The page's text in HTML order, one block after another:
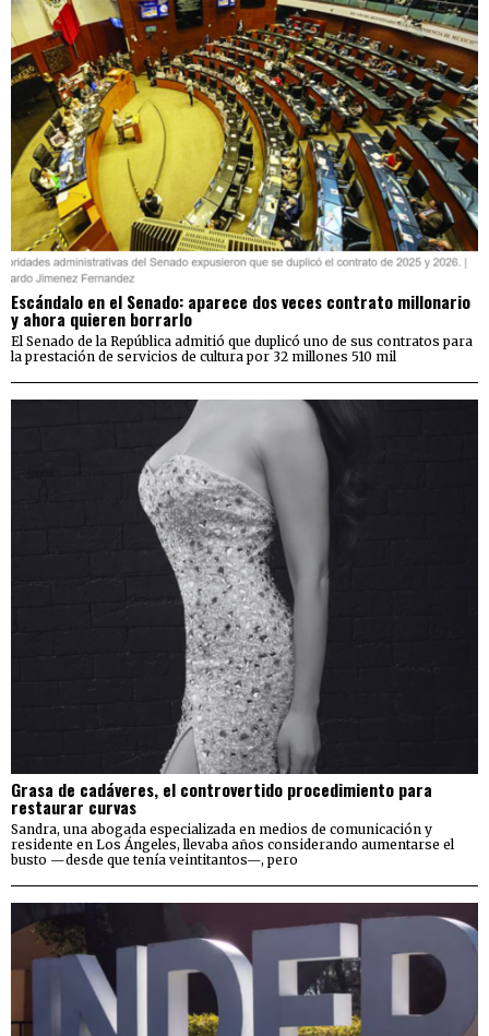
Escándalo en el Senado: aparece dos veces contrato millonario
y ahora quieren borrarlo
El Senado de la República admitió que duplicó uno de sus contratos para
la prestación de servicios de cultura por 32 millones 510 mil
Grasa de cadáveres, el controvertido procedimiento para
restaurar curvas
Sandra, una abogada especializada en medios de comunicación y
residente en Los Ángeles, llevaba años considerando aumentarse el
busto —desde que tenía veintitantos—, pero